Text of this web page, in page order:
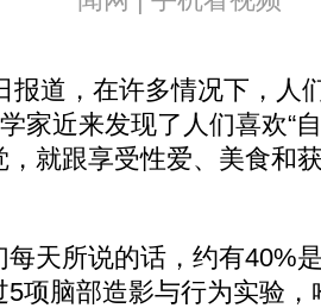
道，在许多情况下，人
家近来发现了人们喜欢“
就跟享受性爱、美食和
所说的话，约有40%
5项脑部造影与行为实验